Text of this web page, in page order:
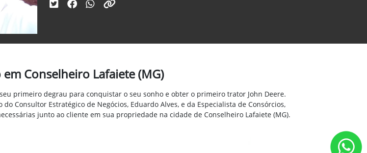
Conselheiro Lafaiete (MG)
primeiro degrau para conquistar o seu sonho e obter o primeiro trator John Deere.
Consultor Estratégico de Negócios, Eduardo Alves, e da Especialista de Consórcios,
junto ao cliente em sua propriedade na cidade de Conselheiro Lafaiete (MG).